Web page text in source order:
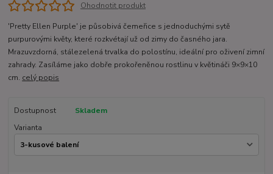
Ohodnotit produkt
'Pretty Ellen Purple' je působivá čemeřice s jednoduchými sytě
purpurovými květy, které rozkvétají už od zimy do časného jara.
Mrazuvzdorná, stálezelená trvalka do polostínu, ideální pro oživení zimní
zahrady. Zasíláme jako dobře prokořeněnou rostlinu v květináči 9×9×10
cm. celý popis
Dostupnost
Skladem
Varianta